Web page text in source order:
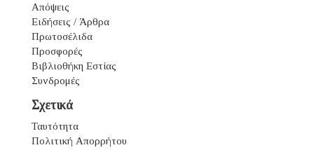
Απόψεις
Ειδήσεις / Άρθρα
Πρωτοσέλιδα
Προσφορές
Βιβλιοθήκη Εστίας
Συνδρομές
Σχετικά
Ταυτότητα
Πολιτική Απορρήτου